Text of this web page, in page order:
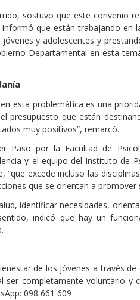
sostuvo que este convenio
que están trabajando en
y adolescentes y
Departamental en esta
esta problemática es una
presupuesto que están
muy positivos”, remarcó.
Paso por la Facultad de
y el equipo del Instituto de
excede incluso las
que se orientan a promover
identificar necesidades,
indicó que hay un
de los jóvenes a través de
ser completamente voluntario y
098 661 609